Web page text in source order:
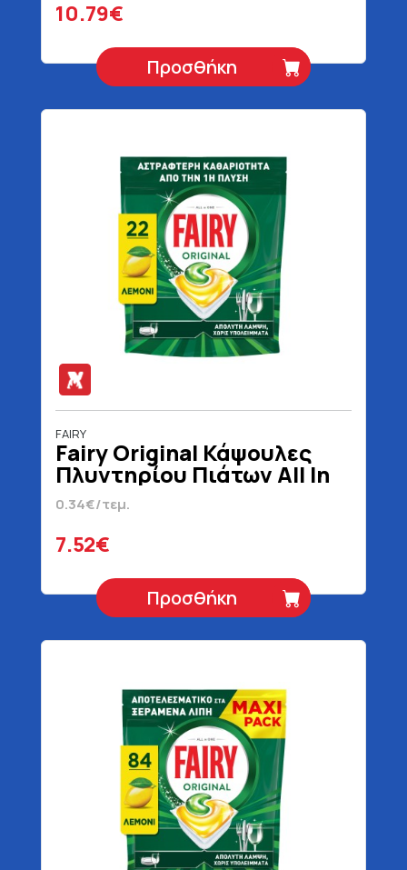
10.79€
Προσθήκη
FAIRY
Fairy Original Κάψουλες
Πλυντηρίου Πιάτων All In
One Λεμόνι 22 Τεμάχια
0.34€/τεμ.
7.52€
Προσθήκη